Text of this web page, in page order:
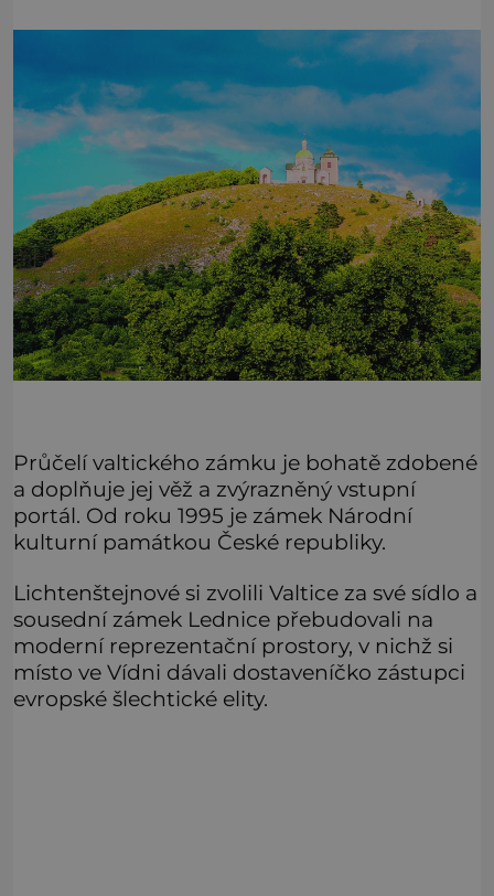
Průčelí valtického zámku je bohatě zdobené
a doplňuje jej věž a zvýrazněný vstupní
portál. Od roku 1995 je zámek Národní
kulturní památkou České republiky.
Lichtenštejnové si zvolili Valtice za své sídlo a
sousední zámek Lednice přebudovali na
moderní reprezentační prostory, v nichž si
místo ve Vídni dávali dostaveníčko zástupci
evropské šlechtické elity.